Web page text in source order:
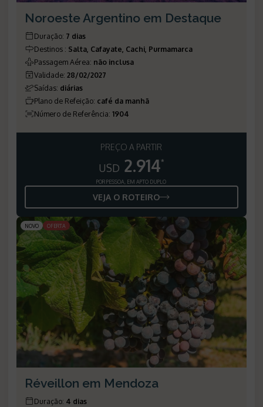
Noroeste Argentino em Destaque
Duração: 7 dias
Destinos : Salta, Cafayate, Cachi, Purmamarca
Passagem Aérea: não inclusa
Validade: 28/02/2027
Saídas: diárias
Plano de Refeição: café da manhã
Número de Referência: 1904
PREÇO A PARTIR
USD 2.914*
POR PESSOA, EM APTO DUPLO
VEJA O ROTEIRO
NOVO OFERTA
Réveillon em Mendoza
Duração: 4 dias